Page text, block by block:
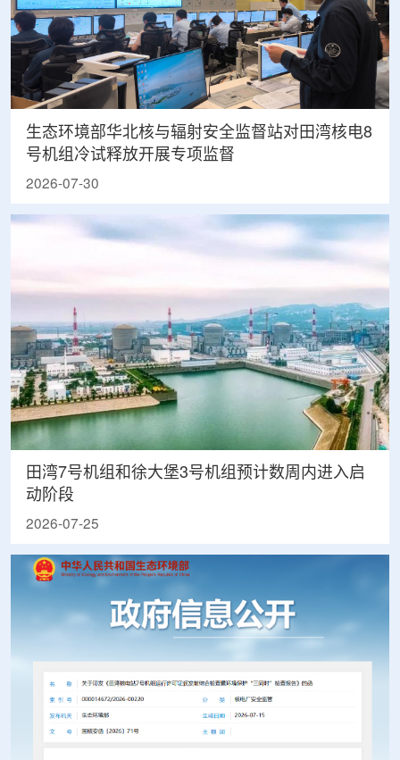
生态环境部华北核与辐射安全监督站对田湾核电8
号机组冷试释放开展专项监督
2026-07-30
田湾7号机组和徐大堡3号机组预计数周内进入启
动阶段
2026-07-25